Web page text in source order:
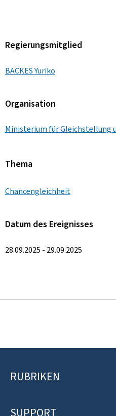
Regierungsmitglied
BACKES Yuriko
Organisation
Ministerium für Gleichstellung
Thema
Chancengleichheit
Datum des Ereignisses
28.09.2025 - 29.09.2025
F
RUBRIKEN
SUPPORT